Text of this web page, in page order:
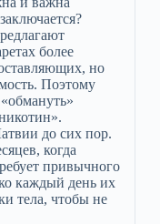
более
но
Поэтому
до сих пор.
когда
привычного
каждый день их
тела, чтобы не